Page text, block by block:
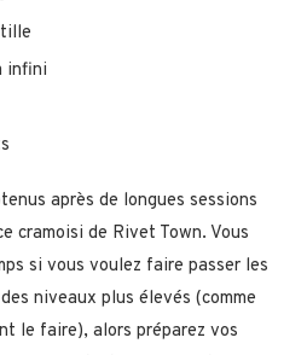
infini
après de longues sessions
cramoisi de Rivet Town. Vous
si vous voulez faire passer les
niveaux plus élevés (comme
le faire), alors préparez vos